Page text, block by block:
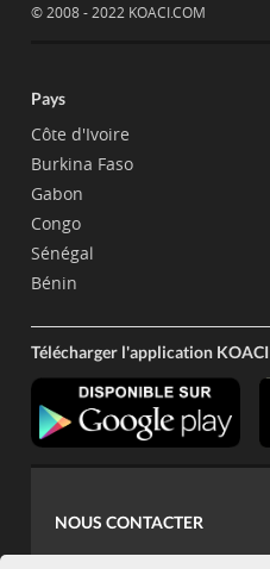
© 2008 - 2022 KOACI.COM
Pays
Côte d'Ivoire
Burkina Faso
Gabon
Congo
Sénégal
Bénin
Télécharger l'application KOACI
NOUS CONTACTER